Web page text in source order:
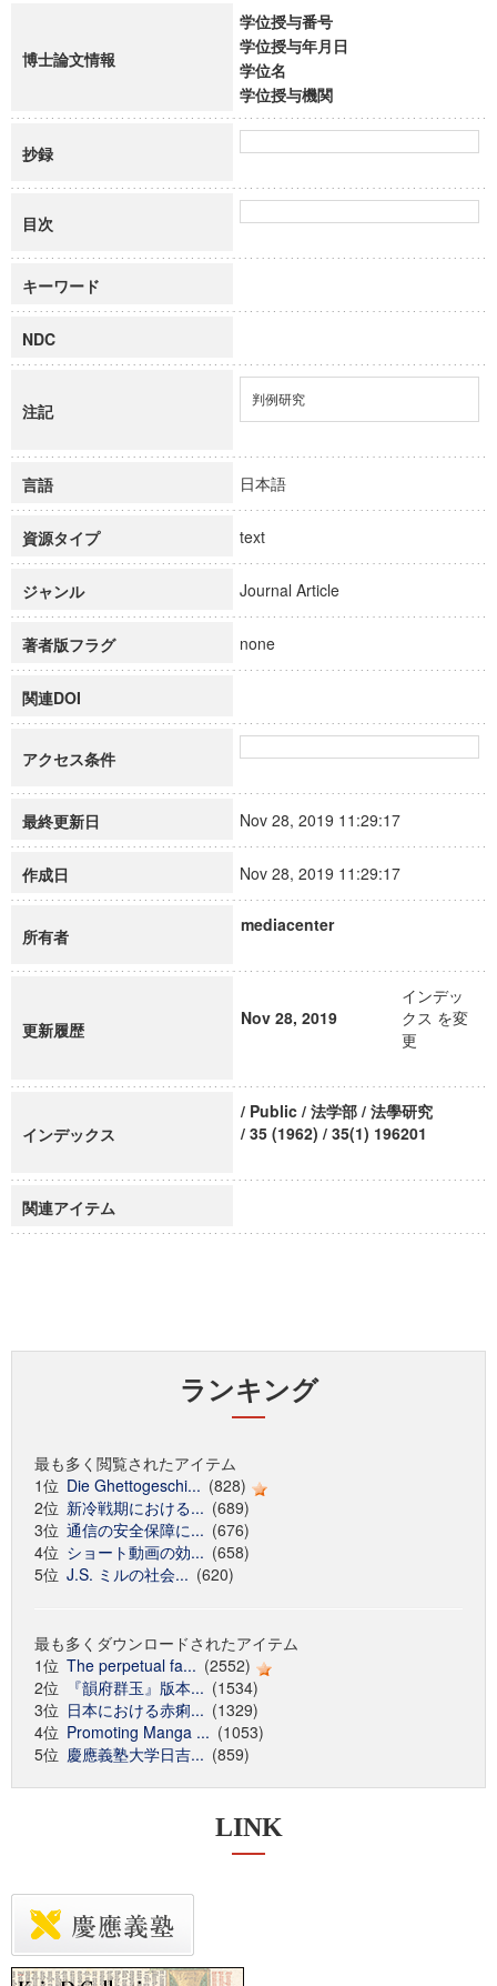
博士論文情報
学位授与番号
学位授与年月日
学位名
学位授与機関
抄録
目次
キーワード
NDC
注記
判例研究
言語 日本語
資源タイプ text
ジャンル Journal Article
著者版フラグ none
関連DOI
アクセス条件
最終更新日 Nov 28, 2019 11:29:17
作成日 Nov 28, 2019 11:29:17
所有者
mediacenter
更新履歴
Nov 28, 2019
インデッ
クス を変
更
インデックス
/ Public / 法学部 / 法學研究
/ 35 (1962) / 35(1) 196201
関連アイテム
ランキング
最も多く閲覧されたアイテム
1位 Die Ghettogeschi... (828)
2位 新冷戦期における... (689)
3位 通信の安全保障に... (676)
4位 ショート動画の効... (658)
5位 J.S. ミルの社会... (620)
最も多くダウンロードされたアイテム
1位 The perpetual fa... (2552)
2位
『韻府群玉』版本... (1534)
3位 日本における赤痢... (1329)
4位 Promoting Manga ... (1053)
5位 慶應義塾大学日吉... (859)
LINK